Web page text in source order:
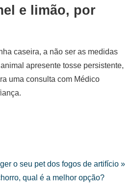
e limão, por
caseira, a não ser as medidas
apresente tosse persistente,
uma consulta com Médico
o seu pet dos fogos de artifício »
qual é a melhor opção?